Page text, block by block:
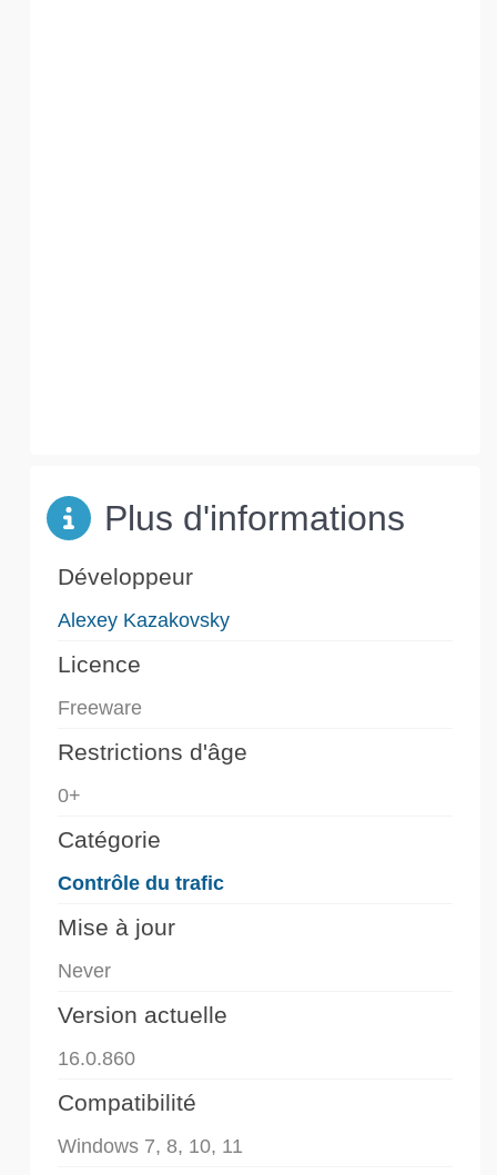
Plus d'informations
Développeur
Alexey Kazakovsky
Licence
Freeware
Restrictions d'âge
0+
Catégorie
Contrôle du trafic
Mise à jour
Never
Version actuelle
16.0.860
Compatibilité
Windows 7, 8, 10, 11